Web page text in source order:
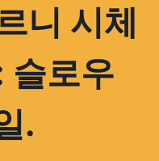
니 시체
슬로우
.